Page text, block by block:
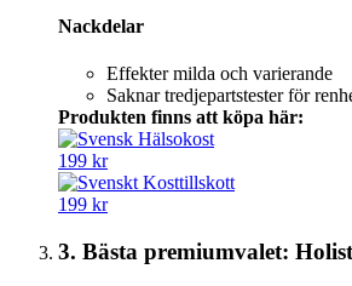
Nackdelar
Effekter milda och varierande
Saknar tredjepartstester för
Produkten finns att köpa här:
199 kr
199 kr
3. Bästa premiumvalet: